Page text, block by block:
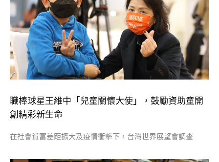
職棒球星王維中「兒童關懷大使」，鼓勵資助童開
創精彩新生命
在社會貧富差距擴大及疫情衝擊下，台灣世界展望會調查